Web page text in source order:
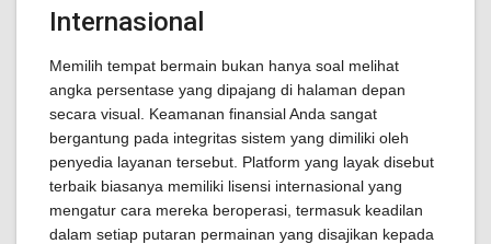
Internasional
Memilih tempat bermain bukan hanya soal melihat
angka persentase yang dipajang di halaman depan
secara visual. Keamanan finansial Anda sangat
bergantung pada integritas sistem yang dimiliki oleh
penyedia layanan tersebut. Platform yang layak disebut
terbaik biasanya memiliki lisensi internasional yang
mengatur cara mereka beroperasi, termasuk keadilan
dalam setiap putaran permainan yang disajikan kepada